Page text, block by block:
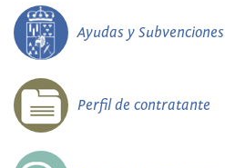
Ayudas y Subvenciones
Perfil de contratante